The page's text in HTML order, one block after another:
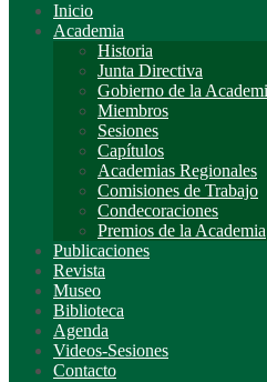
Inicio
Academia
Historia
Junta Directiva
Gobierno de la
Miembros
Sesiones
Capítulos
Academias Regionales
Comisiones de Trabajo
Condecoraciones
Premios de la Academia
Publicaciones
Revista
Museo
Biblioteca
Agenda
Videos-Sesiones
Contacto